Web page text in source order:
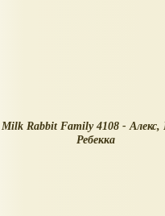
Rabbit Family 4108 -
Ребекка